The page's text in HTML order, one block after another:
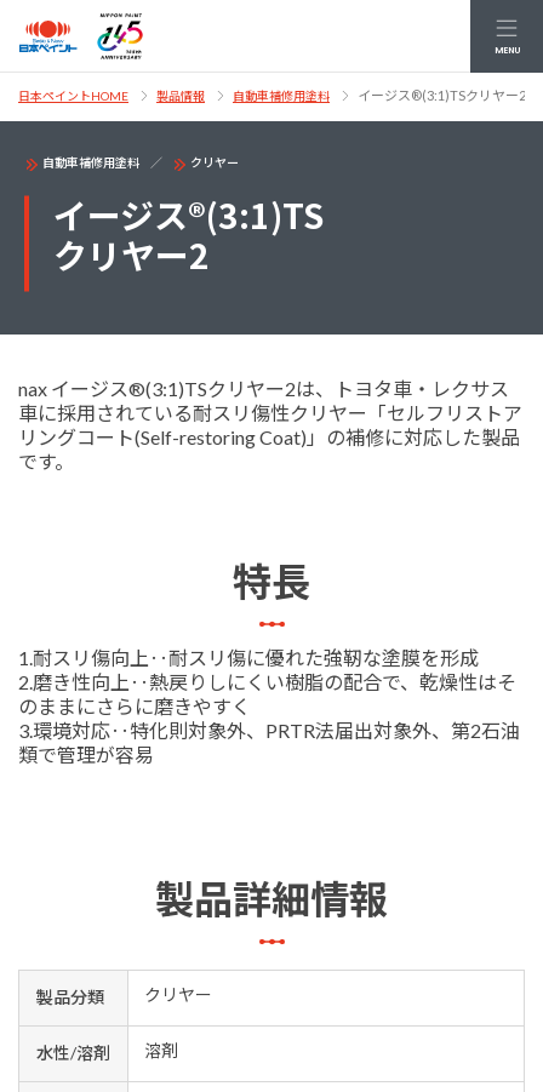
MENU
日本ペイントHOME 製品情報 自動車補修用塗料 イージス®(3:1)TSクリヤー2
自動車補修用塗料 クリヤー
イージス®(3:1)TS
クリヤー2
nax イージス®(3:1)TSクリヤー2は、トヨタ車・レクサス
車に採用されている耐スリ傷性クリヤー「セルフリストア
リングコート(Self-restoring Coat)」の補修に対応した製品
です。
特長
1.耐スリ傷向上‥耐スリ傷に優れた強靭な塗膜を形成
2.磨き性向上‥熱戻りしにくい樹脂の配合で、乾燥性はそ
のままにさらに磨きやすく
3.環境対応‥特化則対象外、PRTR法届出対象外、第2石油
類で管理が容易
製品詳細情報
製品分類 クリヤー
水性/溶剤 溶剤